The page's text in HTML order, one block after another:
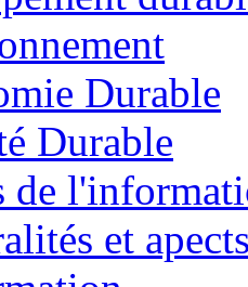
Durable
Durable
de
et